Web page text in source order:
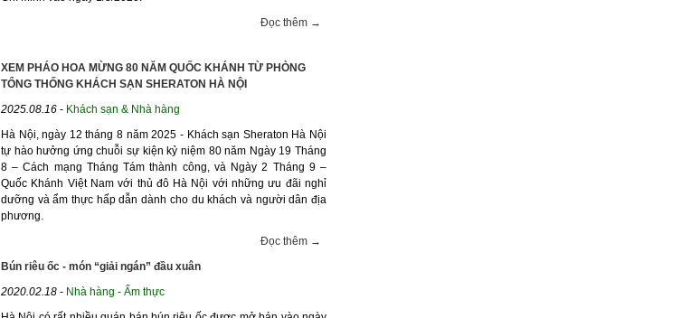
Đọc thêm →
XEM PHÁO HOA MỪNG 80 NĂM QUỐC KHÁNH TỪ PHÒNG
TỔNG THỐNG KHÁCH SẠN SHERATON HÀ NỘI
2025.08.16 - Khách sạn & Nhà hàng
Hà Nội, ngày 12 tháng 8 năm 2025 - Khách sạn Sheraton Hà Nội
tự hào hưởng ứng chuỗi sự kiện kỷ niệm 80 năm Ngày 19 Tháng
8 – Cách mạng Tháng Tám thành công, và Ngày 2 Tháng 9 –
Quốc Khánh Việt Nam với thủ đô Hà Nội với những ưu đãi nghỉ
dưỡng và ẩm thực hấp dẫn dành cho du khách và người dân địa
phương.
Đọc thêm →
Bún riêu ốc - món “giải ngán” đầu xuân
2020.02.18 - Nhà hàng - Ẩm thực